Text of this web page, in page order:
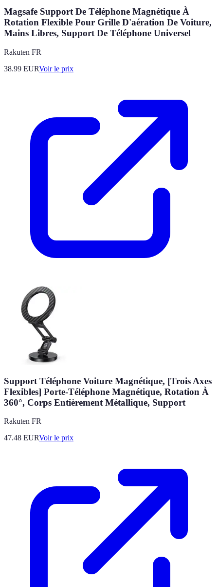
Magsafe Support De Téléphone Magnétique À
Rotation Flexible Pour Grille D'aération De Voiture,
Mains Libres, Support De Téléphone Universel
Rakuten FR
38.99 EURVoir le prix
Support Téléphone Voiture Magnétique, [Trois Axes
Flexibles] Porte-Téléphone Magnétique, Rotation À
360°, Corps Entièrement Métallique, Support
Rakuten FR
47.48 EURVoir le prix